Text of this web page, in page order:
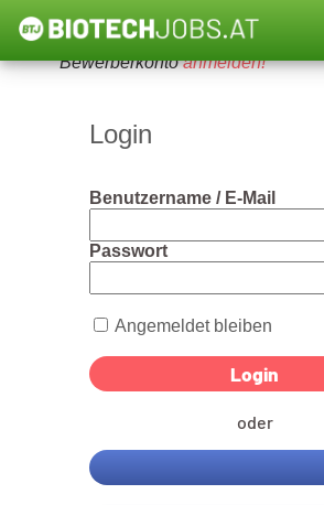
Um diese Funktion nutzen zu
Bewerberkontoanmelden!
Login
Benutzername / E-Mail
Passwort
Angemeldet bleiben
oder